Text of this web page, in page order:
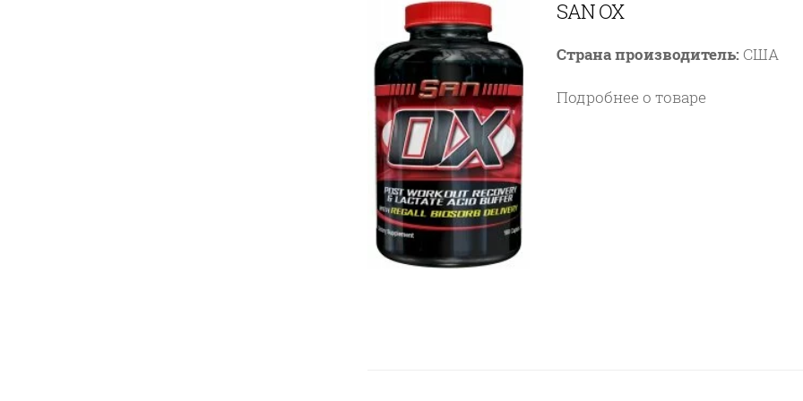
SAN OX
Страна производитель: США
Подробнее о товаре